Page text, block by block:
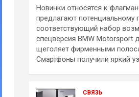
Новинки относятся к
предлагают потенциальному
соответствующий набор
спецверсия BMW Motorsport
щеголяет фирменными
Смартфоны получили яркий
СВЯЗЬ